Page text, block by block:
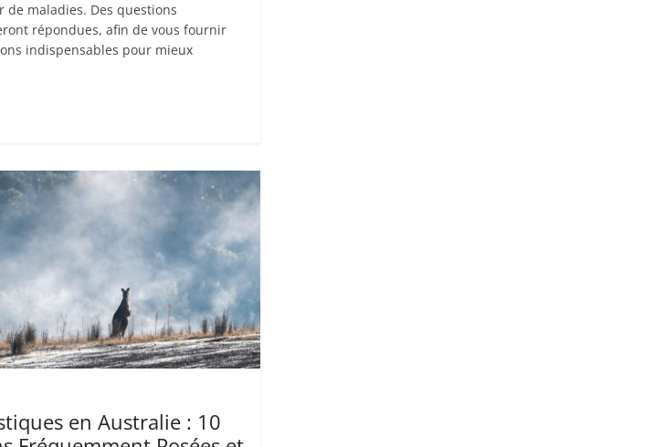
de maladies. Des questions
répondues, afin de vous fournir
indispensables pour mieux
en Australie : 10